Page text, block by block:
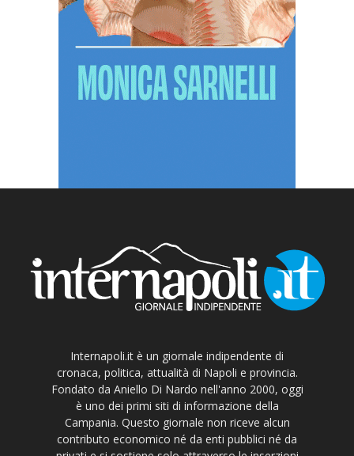
Internapoli.it è un giornale indipendente di
cronaca, politica, attualità di Napoli e provincia.
Fondato da Aniello Di Nardo nell'anno 2000, oggi
è uno dei primi siti di informazione della
Campania. Questo giornale non riceve alcun
contributo economico né da enti pubblici né da